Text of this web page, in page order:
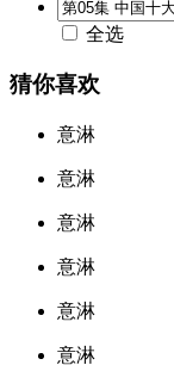
全选
猜你喜欢
意淋
意淋
意淋
意淋
意淋
意淋